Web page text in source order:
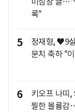
록"
5
정재형, ♥9
문치 축하 "
6
키오프 나띠,
찔한 볼륨감